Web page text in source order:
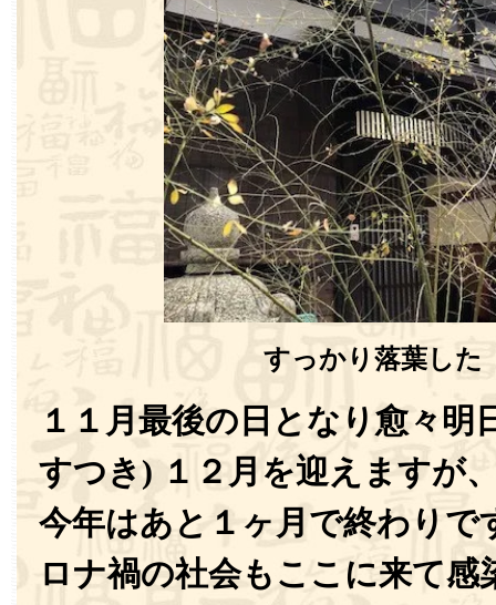
すっかり落葉し
１１月最後の日となり愈々明
すつき) １２月を迎えますが
今年はあと１ヶ月で終わりで
ロナ禍の社会もここに来て感